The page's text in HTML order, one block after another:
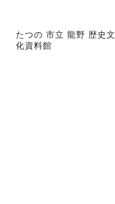
たつの 市立 龍野 歴史文
化資料館